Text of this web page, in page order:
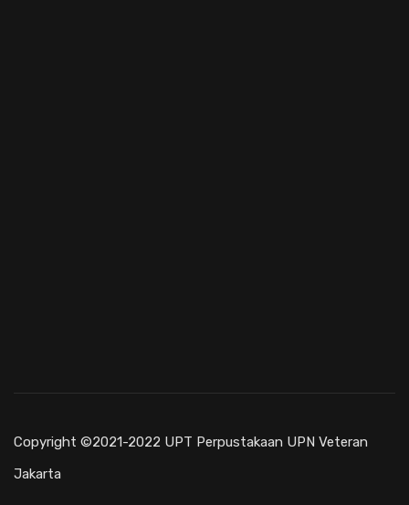
Copyright ©2021-2022 UPT Perpustakaan UPN Veteran
Jakarta